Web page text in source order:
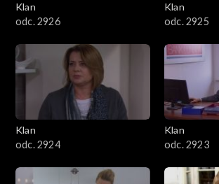
Klan
odc. 2926
Klan
odc. 2925
Klan
odc. 2924
Klan
odc. 2923